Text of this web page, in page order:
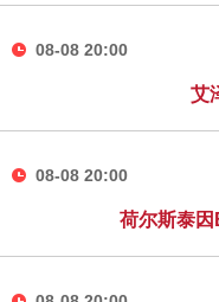
08-08 20:00
艾
08-08 20:00
荷尔斯泰